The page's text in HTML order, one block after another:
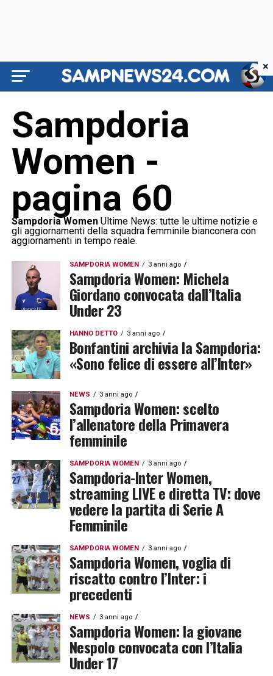
Sampdoria
Women -
pagina 60
Sampdoria WomenUltime News: tutte le ultime notizie e
gli aggiornamenti della squadra femminile bianconera con
aggiornamenti in tempo reale.
SAMPDORIA WOMEN 3 anni ago
Sampdoria Women: Michela
Giordano convocata dall’Italia
Under 23
HANNO DETTO 3 anni ago
Bonfantini archivia la Sampdoria:
«Sono felice di essere all’Inter»
NEWS 3 anni ago
Sampdoria Women: scelto
l’allenatore della Primavera
femminile
SAMPDORIA WOMEN 3 anni ago
Sampdoria-Inter Women,
streaming LIVE e diretta TV: dove
vedere la partita di Serie A
Femminile
SAMPDORIA WOMEN 3 anni ago
Sampdoria Women, voglia di
riscatto contro l’Inter: i
precedenti
NEWS 3 anni ago
Sampdoria Women: la giovane
Nespolo convocata con l’Italia
Under 17
×